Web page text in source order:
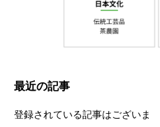
最近の記事
登録されている記事はございま